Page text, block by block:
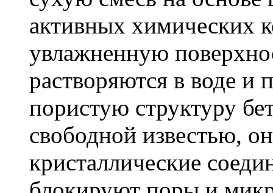
активных химических
увлажненную
растворяются в воде и
пористую структуру
свободной известью,
кристаллические